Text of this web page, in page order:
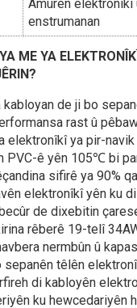
Amûrên elektronîkî
enstrumanan
ME YA
kabloyan de ji bo
rast û
elektronîkî ya pir-
PVC-ê yên 105℃ bi
sifirê ya 90%
elektronîkî yên ku
de dixebitin
rêberê 19-telî
nermbûn û
sepanên têlên
di kabloyên
ku hewcedariyên